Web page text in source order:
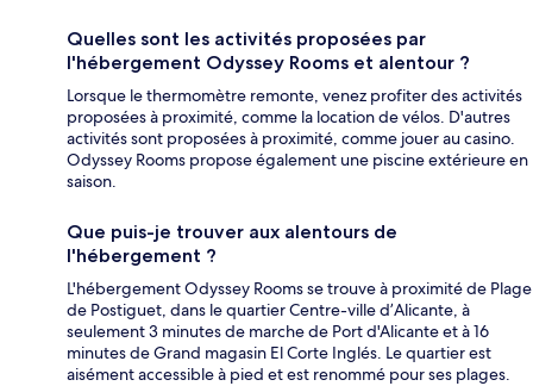
Quelles sont les activités proposées par
l'hébergement Odyssey Rooms et alentour ?
Lorsque le thermomètre remonte, venez profiter des activités
proposées à proximité, comme la location de vélos. D'autres
activités sont proposées à proximité, comme jouer au casino.
Odyssey Rooms propose également une piscine extérieure en
saison.
Que puis-je trouver aux alentours de
l'hébergement ?
L'hébergement Odyssey Rooms se trouve à proximité de Plage
de Postiguet, dans le quartier Centre-ville d’Alicante, à
seulement 3 minutes de marche de Port d'Alicante et à 16
minutes de Grand magasin El Corte Inglés. Le quartier est
aisément accessible à pied et est renommé pour ses plages.